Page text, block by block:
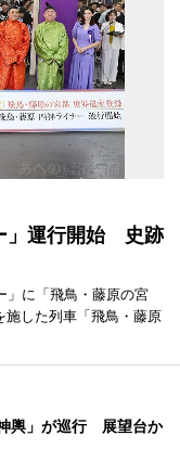
」運行開始 史跡
」に「飛鳥・藤原の宮
施した列車「飛鳥・藤原
輿」が巡行 展望台か